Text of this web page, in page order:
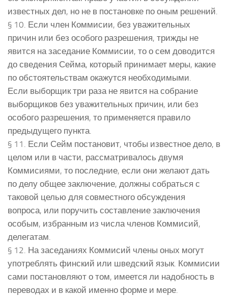
известных дел, но не в постановке по оным решений.
§ 10. Если член Коммисии, без уважительных
причин или без особого разрешения, трижды не
явится на заседание Коммисии, то о сем доводится
до сведения Сейма, который принимает меры, какие
по обстоятельствам окажутся необходимыми.
Если выборщик три раза не явится на собрание
выборщиков без уважительных причин, или без
особого разрешения, то применяется правило
предыдущего пункта.
§ 11. Если Сейм постановит, чтобы известное дело, в
целом или в части, рассматривалось двумя
Коммисиями, то последние, если они желают дать
по делу общее заключение, должны собраться с
таковой целью для совместного обсуждения
вопроса, или поручить составление заключения
особым, избранным из числа членов Коммисий,
делегатам.
§ 12. На заседаниях Коммисий члены оных могут
употреблять финский или шведский язык. Коммисии
сами постановляют о том, имеется ли надобность в
переводах и в какой именно форме и мере.